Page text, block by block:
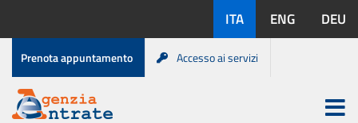
contenuto
disponibili:
ITA ENG DEU
Menu
di
servizio
Prenota appuntamento Accesso ai servizi
Apri